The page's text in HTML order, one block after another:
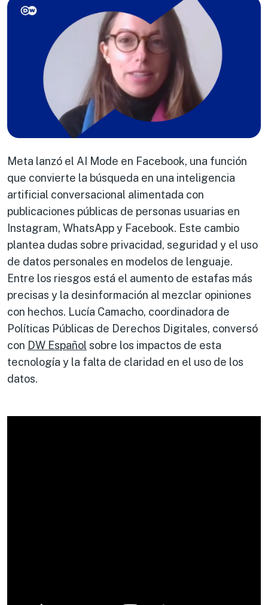
Meta lanzó el AI Mode en Facebook, una función
que convierte la búsqueda en una inteligencia
artificial conversacional alimentada con
publicaciones públicas de personas usuarias en
Instagram, WhatsApp y Facebook. Este cambio
plantea dudas sobre privacidad, seguridad y el uso
de datos personales en modelos de lenguaje.
Entre los riesgos está el aumento de estafas más
precisas y la desinformación al mezclar opiniones
con hechos. Lucía Camacho, coordinadora de
Políticas Públicas de Derechos Digitales, conversó
con DW Español sobre los impactos de esta
tecnología y la falta de claridad en el uso de los
datos.